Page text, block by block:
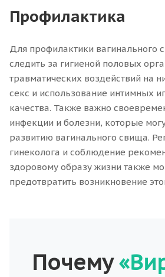
Профилактика
Для профилактики вагинального
следить за гигиеной половых
травматических воздействий на
секс и использование интимных
качества. Также важно
инфекции и болезни, которые
развитию вагинального свища.
гинеколога и соблюдение
здоровому образу жизни также
предотвратить возникновение
Почему